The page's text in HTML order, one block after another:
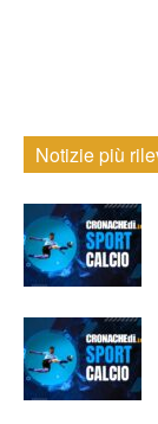
Notizie più